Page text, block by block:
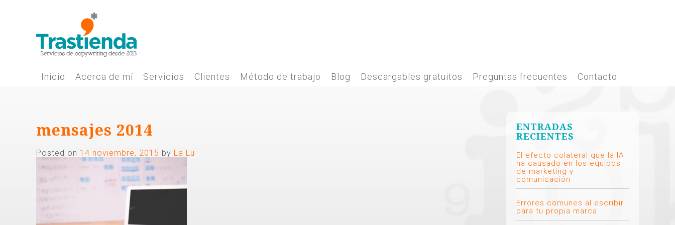
Inicio Acerca de mí Servicios Clientes Método de trabajo Blog Descargables gratuitos Preguntas frecuentes Contacto
mensajes 2014
Posted on 14 noviembre, 2015 by La Lu
ENTRADAS
RECIENTES
El efecto colateral que la IA
ha causado en los equipos
de marketing y
comunicación
Errores comunes al escribir
para tu propia marca